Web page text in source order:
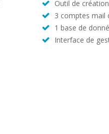
Outil de
3 comptes mail
1 base de
Interface de